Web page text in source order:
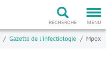
MENU
RECHERCHE
Gazette de l'infectiologie Mpox